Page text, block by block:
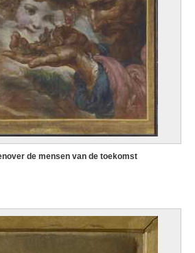
de mensen van de toekomst